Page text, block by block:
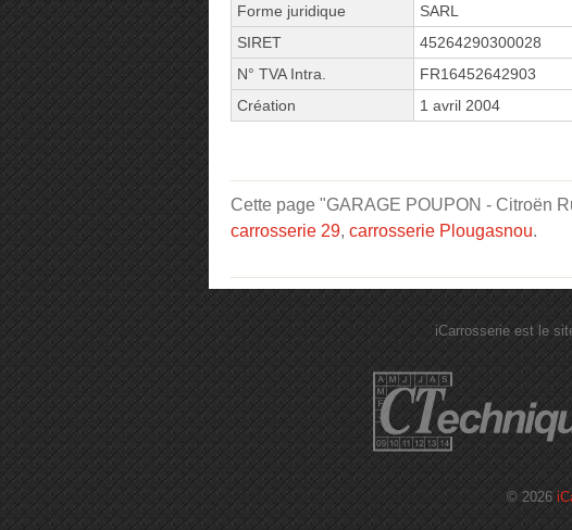
Forme juridique
SARL
SIRET
45264290300028
N° TVA Intra.
FR16452642903
Création
1 avril 2004
Cette page "GARAGE POUPON - Citroën
carrosserie 29, carrosserie Plougasnou.
iCarrosserie est le
© 2026